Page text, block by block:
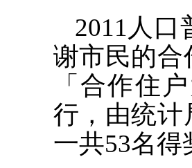
2011人
谢市民的合
「合作住
行，由统计
一共53名